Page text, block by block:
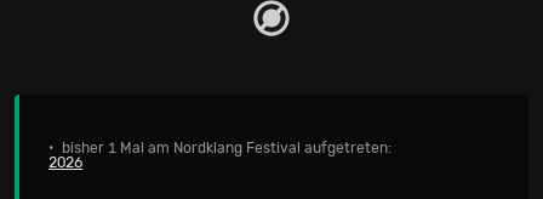
• bisher 1 Mal am Nordklang Festival aufgetreten:
2026